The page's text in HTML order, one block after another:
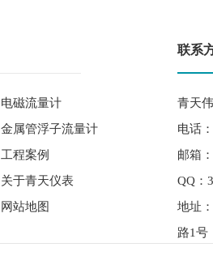
电磁流量计
金属管浮子流量计
工程案例
关于青天仪表
网站地图
联系
青天
电话
邮箱
QQ：
地址
路1号